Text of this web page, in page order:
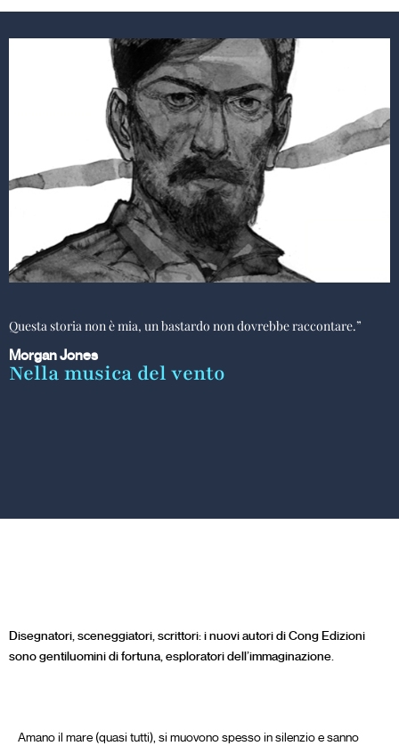
Questa storia non è mia, un bastardo non dovrebbe raccontare.”
Morgan Jones
Nella musica del vento
Disegnatori, sceneggiatori, scrittori: i nuovi autori di Cong Edizioni
sono gentiluomini di fortuna, esploratori dell’immaginazione.
Amano il mare (quasi tutti), si muovono spesso in silenzio e sanno